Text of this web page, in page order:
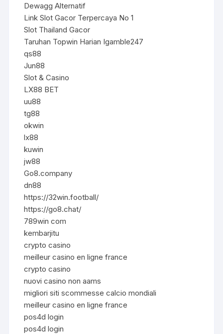
Dewagg Alternatif
Link Slot Gacor Terpercaya No 1
Slot Thailand Gacor
Taruhan Topwin Harian Igamble247
qs88
Jun88
Slot & Casino
LX88 BET
uu88
tg88
okwin
lx88
kuwin
jw88
Go8.company
dn88
https://32win.football/
https://go8.chat/
789win com
kembarjitu
crypto casino
meilleur casino en ligne france
crypto casino
nuovi casino non aams
migliori siti scommesse calcio mondiali
meilleur casino en ligne france
pos4d login
pos4d login